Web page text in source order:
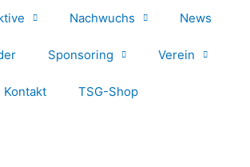
Nachwuchs News
Sponsoring Verein
Kontakt TSG-Shop